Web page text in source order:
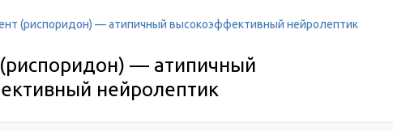
(риспоридон) — атипичный высокоэффективный нейролептик
— атипичный
нейролептик